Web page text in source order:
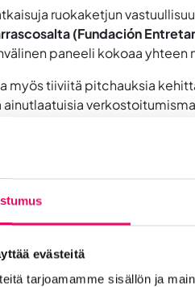
evästeitä
tarjoamamme sisällön ja
ruokaketjun
(Fundación
paneeli kokoaa
myös tiiviitä pitchauksia
jo tiistaina 16.9.
, joka kokoaa
Virtanen (Valio) ja Kari
Helsingin yliopiston
Euroopan unioni ja
liitto, Foodwest ja